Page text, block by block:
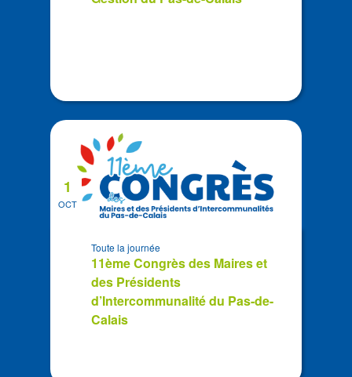
OCT
1
11ème Congrès des Maires et
des Présidents
d’Intercommunalité du Pas-de-
Calais
Toute la journée